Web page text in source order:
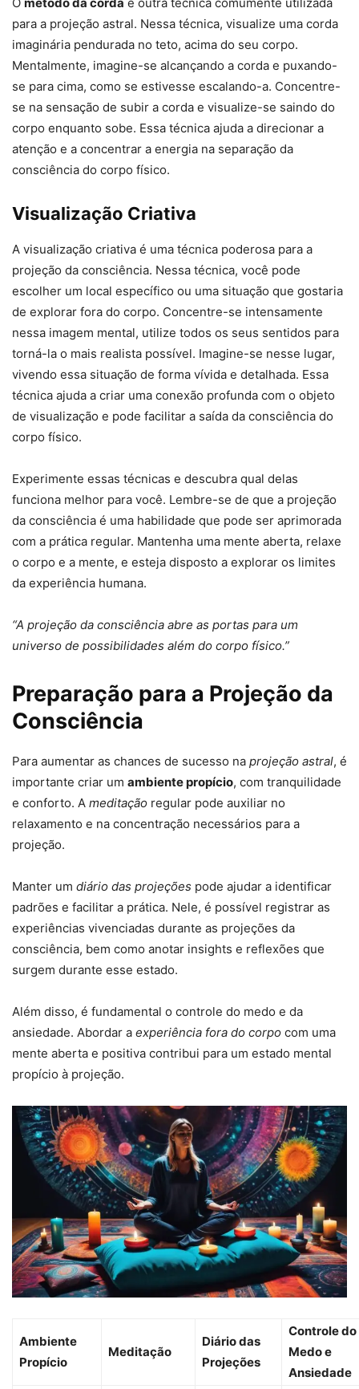
O método da corda é outra técnica comumente utilizada
para a projeção astral. Nessa técnica, visualize uma corda
imaginária pendurada no teto, acima do seu corpo.
Mentalmente, imagine-se alcançando a corda e puxando-
se para cima, como se estivesse escalando-a. Concentre-
se na sensação de subir a corda e visualize-se saindo do
corpo enquanto sobe. Essa técnica ajuda a direcionar a
atenção e a concentrar a energia na separação da
consciência do corpo físico.
Visualização Criativa
A visualização criativa é uma técnica poderosa para a
projeção da consciência. Nessa técnica, você pode
escolher um local específico ou uma situação que gostaria
de explorar fora do corpo. Concentre-se intensamente
nessa imagem mental, utilize todos os seus sentidos para
torná-la o mais realista possível. Imagine-se nesse lugar,
vivendo essa situação de forma vívida e detalhada. Essa
técnica ajuda a criar uma conexão profunda com o objeto
de visualização e pode facilitar a saída da consciência do
corpo físico.
Experimente essas técnicas e descubra qual delas
funciona melhor para você. Lembre-se de que a projeção
da consciência é uma habilidade que pode ser aprimorada
com a prática regular. Mantenha uma mente aberta, relaxe
o corpo e a mente, e esteja disposto a explorar os limites
da experiência humana.
“A projeção da consciência abre as portas para um
universo de possibilidades além do corpo físico.”
Preparação para a Projeção da
Consciência
Para aumentar as chances de sucesso na projeção astral, é
importante criar um ambiente propício, com tranquilidade
e conforto. A meditação regular pode auxiliar no
relaxamento e na concentração necessários para a
projeção.
Manter um diário das projeções pode ajudar a identificar
padrões e facilitar a prática. Nele, é possível registrar as
experiências vivenciadas durante as projeções da
consciência, bem como anotar insights e reflexões que
surgem durante esse estado.
Além disso, é fundamental o controle do medo e da
ansiedade. Abordar a experiência fora do corpo com uma
mente aberta e positiva contribui para um estado mental
propício à projeção.
Ambiente
Propício
Meditação
Diário das
Projeções
Controle do
Medo e
Ansiedade